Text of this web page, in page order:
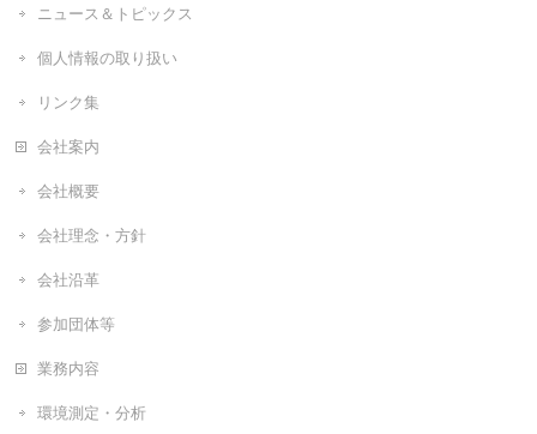
ニュース＆トピックス
個人情報の取り扱い
リンク集
会社案内
会社概要
会社理念・方針
会社沿革
参加団体等
業務内容
環境測定・分析